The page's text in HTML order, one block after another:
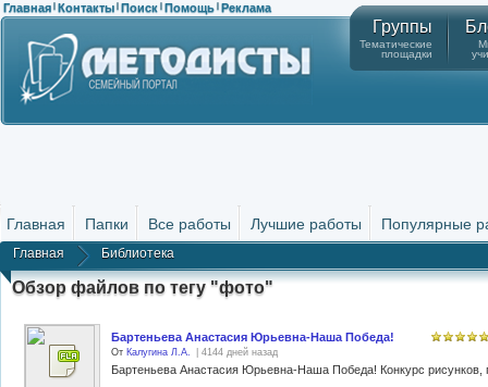
Главная | Контакты | Поиск | Помощь | Реклама
Группы
Тематические
площадки
Главная Папки Все работы Лучшие работы Популярные
Главная Библиотека
Обзор файлов по тегу "фото"
Бартеньева Анастасия Юрьевна-Наша Победа!
От Калугина Л.А. | 4144 дней назад